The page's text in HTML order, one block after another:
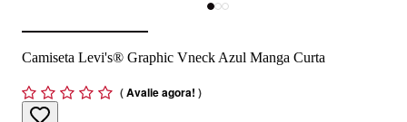
Camiseta Levi's® Graphic Vneck Azul Manga Curta
(Avalie agora! )